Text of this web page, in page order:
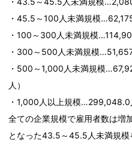
・45.5～100人未満規模
・100～300人未満規模
・300～500人未満規模
・500～1,000人未満規模
人）
・1,000人以上規模…299,048.0
全ての企業規模で雇用者数は増
となった43.5～45.5人未満規模